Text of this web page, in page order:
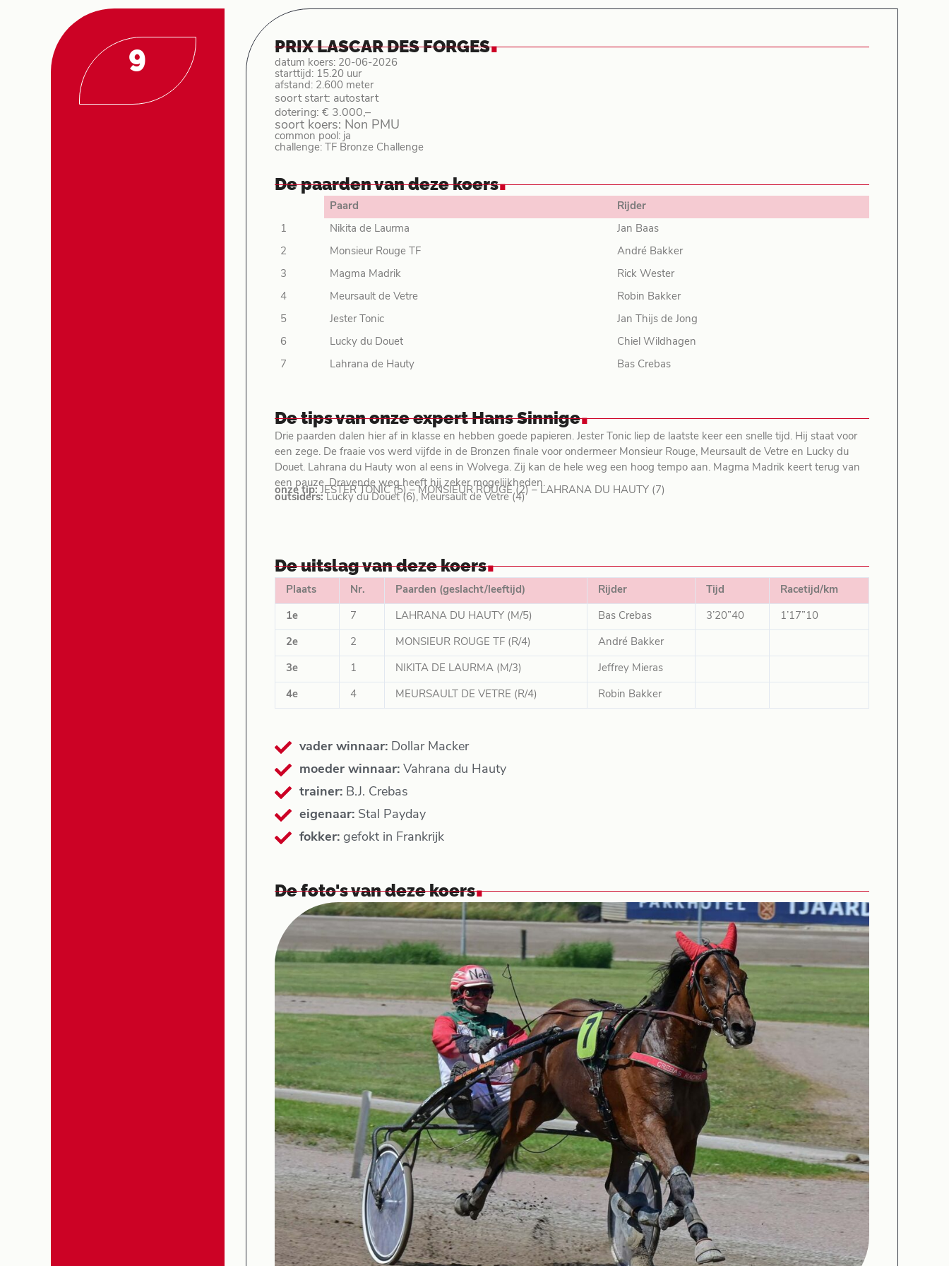
9 PRIX LASCAR DES FORGES.
datum koers: 20-06-2026
starttijd: 15.20 uur
afstand: 2.600 meter
soort start: autostart
dotering: € 3.000,–
soort koers: Non PMU
common pool: ja
challenge: TF Bronze Challenge
De paarden van deze koers.
Paard Rijder
1 Nikita de Laurma Jan Baas
2 Monsieur Rouge TF André Bakker
3 Magma Madrik Rick Wester
4 Meursault de Vetre Robin Bakker
5 Jester Tonic Jan Thijs de Jong
6 Lucky du Douet Chiel Wildhagen
7 Lahrana de Hauty Bas Crebas
De tips van onze expert Hans Sinnige.
Drie paarden dalen hier af in klasse en hebben goede papieren. Jester Tonic liep de laatste keer een snelle tijd. Hij staat voor
een zege. De fraaie vos werd vijfde in de Bronzen finale voor ondermeer Monsieur Rouge, Meursault de Vetre en Lucky du
Douet. Lahrana du Hauty won al eens in Wolvega. Zij kan de hele weg een hoog tempo aan. Magma Madrik keert terug van
een pauze. Dravende weg heeft hij zeker mogelijkheden.
onze tip: JESTER TONIC (5) – MONSIEUR ROUGE (2) – LAHRANA DU HAUTY (7)
outsiders: Lucky du Douet (6), Meursault de Vetre (4)
De uitslag van deze koers.
Plaats Nr. Paarden (geslacht/leeftijd) Rijder Tijd Racetijd/km
1e 7 LAHRANA DU HAUTY (M/5) Bas Crebas 3’20”40 1’17”10
2e 2 MONSIEUR ROUGE TF (R/4) André Bakker
3e 1 NIKITA DE LAURMA (M/3) Jeffrey Mieras
4e 4 MEURSAULT DE VETRE (R/4) Robin Bakker
vader winnaar:Dollar Macker
moeder winnaar:Vahrana du Hauty
trainer:B.J. Crebas
eigenaar:Stal Payday
fokker:gefokt in Frankrijk
De foto's van deze koers.